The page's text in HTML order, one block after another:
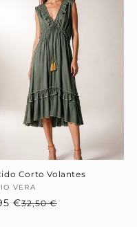
Corto Volantes
VERA
32,50 €
€